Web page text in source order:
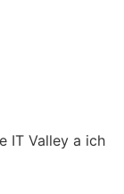
IT Valley a ich